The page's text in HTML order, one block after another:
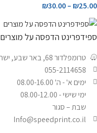
₪25.00
–
₪30.00
ספידפרינט הדפסה על מוצרים
טרומפלדור 68, באר שבע, ישראל
055-2114658
ימים א' - ה' 08.00-16.00
ימי שישי - 08.00-12.00
שבת – סגור
Info@speedprint.co.il